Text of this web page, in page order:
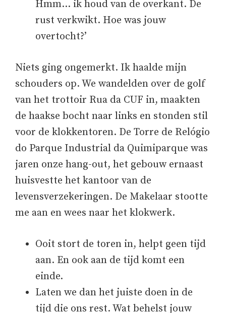
Hmm… ik houd van de overkant. De
rust verkwikt. Hoe was jouw
overtocht?’
Niets ging ongemerkt. Ik haalde mijn
schouders op. We wandelden over de golf
van het trottoir Rua da CUF in, maakten
de haakse bocht naar links en stonden stil
voor de klokkentoren. De Torre de Relógio
do Parque Industrial da Quimiparque was
jaren onze hang-out, het gebouw ernaast
huisvestte het kantoor van de
levensverzekeringen. De Makelaar stootte
me aan en wees naar het klokwerk.
Ooit stort de toren in, helpt geen tijd
aan. En ook aan de tijd komt een
einde.
Laten we dan het juiste doen in de
tijd die ons rest. Wat behelst jouw